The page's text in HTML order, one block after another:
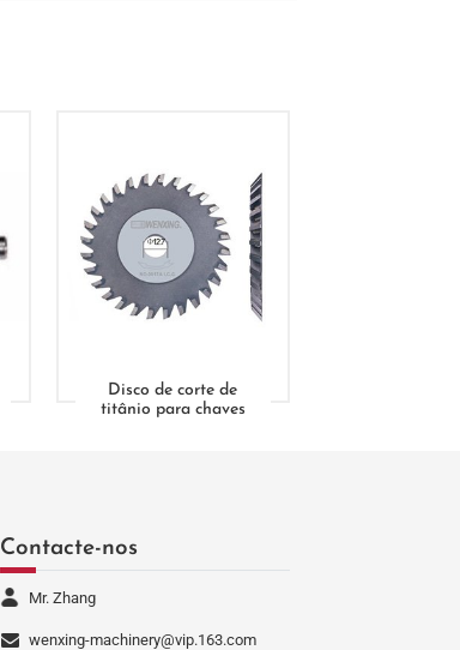
Disco de corte de
titânio para chaves
Contacte-nos
Mr. Zhang
wenxing-machinery@vip.163.com